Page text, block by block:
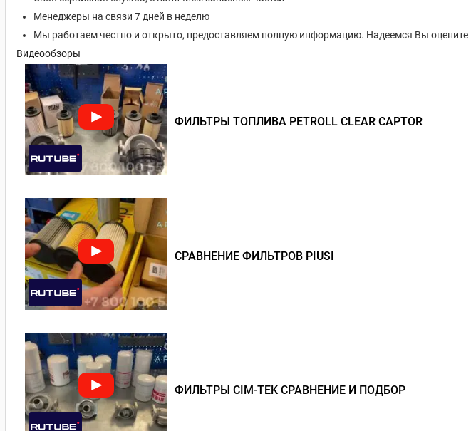
Менеджеры на связи 7 дней в неделю
Мы работаем честно и открыто, предоставляем полную информацию. Надеемся Вы оцените
Видеообзоры
ФИЛЬТРЫ ТОПЛИВА PETROLL CLEAR CAPTOR
СРАВНЕНИЕ ФИЛЬТРОВ PIUSI
ФИЛЬТРЫ CIM-TEK СРАВНЕНИЕ И ПОДБОР